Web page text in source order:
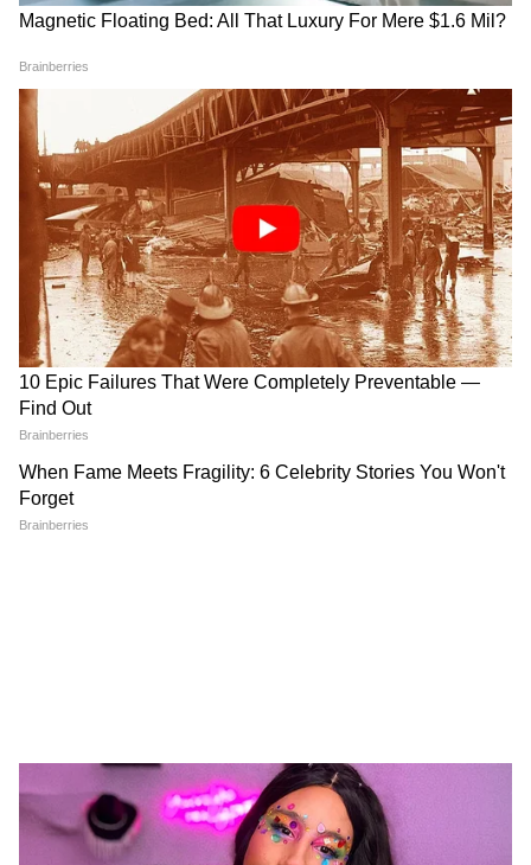
कम नहीं किया जा सकता, और उस प्यार को दर्शाती है जो
रिलीज की तारीख
'तेनजिंग' 9 अक्टूबर, 2026 को चुनिंदा सिनेमाघरों में
रिलीज होगी, और इसके बाद 16 अक्टूबर, 2026 को
Apple TV पर इसका ग्लोबल प्रीमियर होगा। (एएनआई)
(Except for the headline, this story has
not been edited by Asianetnews Editorial
staff and is published from a syndicated
feed.)
Spider Man Brand New Day ने सनी देओल की 'बॉर्डर 2' को पछाड़ा,
जानिए 8 दिन में कितने करोड़ कूटे?
CJP के अंदर हो गई कलह, Abhijeet Dipke
के ही खिलाफ हो गए कई लोग!